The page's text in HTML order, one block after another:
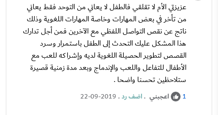
عزيزتي الأم لا تقلقي فالطفل لا يعاني من التوحد فقط يعاني
من تأخر في بعض المهارات وخاصة المهارات اللغوية وذلك
ناتج عن نقص التواصل اللفظي مع الآخرين فمن أجل تدارك
هذا المشكل عليك التحدث إلى الطفل باستمرار وسرد
القصص لتطوير الحصيلة اللغوية لديه وإشراكه للعب مع
الأطفال للتفاعل واللعب والإندماج وبعد مدة زمنية قصيرة
ستلاحظين تحسنا واضحا .
1 اعجبني .اضف رد.
22-09-2019